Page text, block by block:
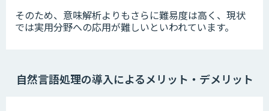
そのため、意味解析よりもさらに難易度は高く、現状
では実用分野への応用が難しいといわれています。
自然言語処理の導入によるメリット・デメリット